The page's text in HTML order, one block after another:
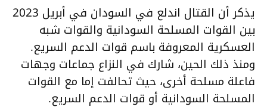
يذكر أن القتال اندلع في السودان في أبريل 2023
بين القوات المسلحة السودانية والقوات شبه
العسكرية المعروفة باسم قوات الدعم السريع.
ومنذ ذلك الحين، شارك في النزاع جماعات وجهات
فاعلة مسلحة أخرى، حيث تحالفت إما مع القوات
المسلحة السودانية أو قوات الدعم السريع.